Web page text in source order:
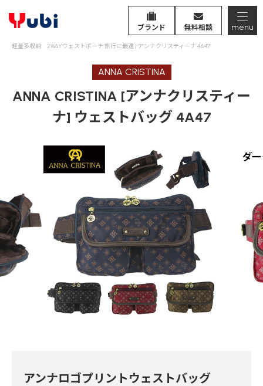
ブランド 無料相談 menu
軽量多収納 2WAYウェストポーチ 旅行に最適 | アンナクリスティーナ 4A47
ANNA CRISTINA
ANNA CRISTINA [アンナクリスティー
ナ] ウェストバッグ 4A47
アンナロゴプリントウェストバッグ